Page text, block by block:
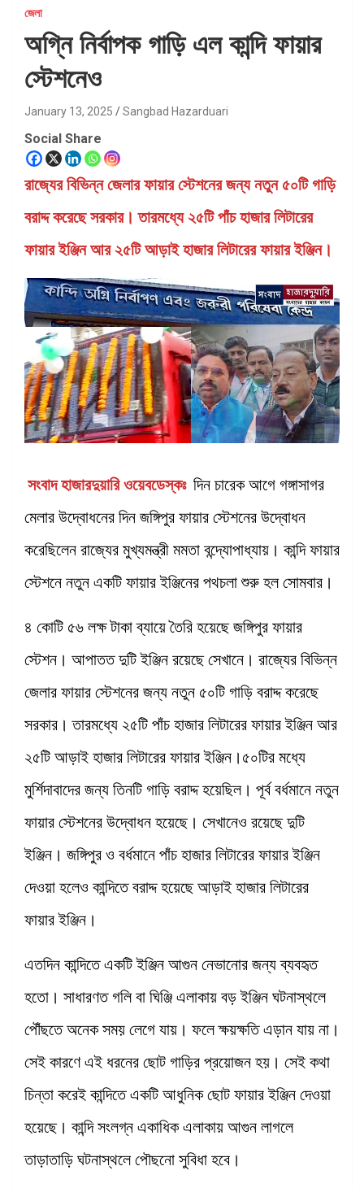
জেলা
অগ্নি নির্বাপক গাড়ি এল কান্দি ফায়ার
স্টেশনেও
January 13, 2025 Sangbad Hazarduari
Social Share
রাজ্যের বিভিন্ন জেলার ফায়ার স্টেশনের জন্য নতুন ৫০টি গাড়ি
বরাদ্দ করেছে সরকার। তারমধ্যে ২৫টি পাঁচ হাজার লিটারের
ফায়ার ইঞ্জিন আর ২৫টি আড়াই হাজার লিটারের ফায়ার ইঞ্জিন।
সংবাদ হাজারদুয়ারি ওয়েবডেস্কঃ দিন চারেক আগে গঙ্গাসাগর
মেলার উদ্বোধনের দিন জঙ্গিপুর ফায়ার স্টেশনের উদ্বোধন
করেছিলেন রাজ্যের মুখ্যমন্ত্রী মমতা বন্দ্যোপাধ্যায়। কান্দি ফায়ার
স্টেশনে নতুন একটি ফায়ার ইঞ্জিনের পথচলা শুরু হল সোমবার।
৪ কোটি ৫৬ লক্ষ টাকা ব্যায়ে তৈরি হয়েছে জঙ্গিপুর ফায়ার
স্টেশন। আপাতত দুটি ইঞ্জিন রয়েছে সেখানে। রাজ্যের বিভিন্ন
জেলার ফায়ার স্টেশনের জন্য নতুন ৫০টি গাড়ি বরাদ্দ করেছে
সরকার। তারমধ্যে ২৫টি পাঁচ হাজার লিটারের ফায়ার ইঞ্জিন আর
২৫টি আড়াই হাজার লিটারের ফায়ার ইঞ্জিন।৫০টির মধ্যে
মুর্শিদাবাদের জন্য তিনটি গাড়ি বরাদ্দ হয়েছিল। পূর্ব বর্ধমানে নতুন
ফায়ার স্টেশনের উদ্বোধন হয়েছে। সেখানেও রয়েছে দুটি
ইঞ্জিন। জঙ্গিপুর ও বর্ধমানে পাঁচ হাজার লিটারের ফায়ার ইঞ্জিন
দেওয়া হলেও কান্দিতে বরাদ্দ হয়েছে আড়াই হাজার লিটারের
ফায়ার ইঞ্জিন।
এতদিন কান্দিতে একটি ইঞ্জিন আগুন নেভানোর জন্য ব্যবহৃত
হতো। সাধারণত গলি বা ঘিঞ্জি এলাকায় বড় ইঞ্জিন ঘটনাস্থলে
পৌঁছতে অনেক সময় লেগে যায়। ফলে ক্ষয়ক্ষতি এড়ান যায় না।
সেই কারণে এই ধরনের ছোট গাড়ির প্রয়োজন হয়। সেই কথা
চিন্তা করেই কান্দিতে একটি আধুনিক ছোট ফায়ার ইঞ্জিন দেওয়া
হয়েছে। কান্দি সংলগ্ন একাধিক এলাকায় আগুন লাগলে
তাড়াতাড়ি ঘটনাস্থলে পৌছনো সুবিধা হবে।